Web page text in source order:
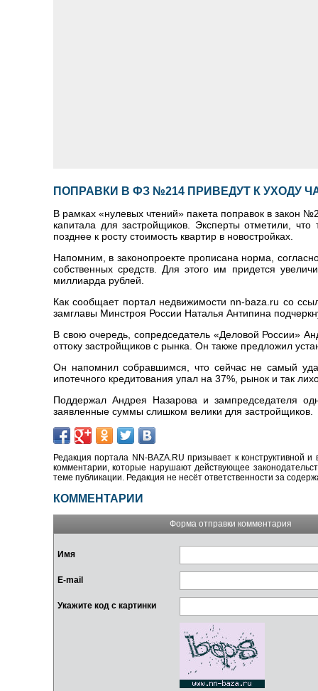
ПОПРАВКИ В ФЗ №214 ПРИВЕДУТ К УХОДУ
В рамках «нулевых чтений» пакета поправок в закон
капитала для застройщиков. Эксперты отметили,
позднее к росту стоимость квартир в новостройках.
Напомним, в законопроекте прописана норма,
собственных средств. Для этого им придется
миллиарда рублей.
Как сообщает портал недвижимости nn-baza.ru со
замглавы Минстроя России Наталья Антипина
В свою очередь, сопредседатель «Деловой России»
оттоку застройщиков с рынка. Он также предложил
Он напомнил собравшимся, что сейчас не самый
ипотечного кредитования упал на 37%, рынок и так
Поддержал Андрея Назарова и зампредседателя
заявленные суммы слишком велики для застройщиков.
Редакция портала NN-BAZA.RU призывает к конструктивной
комментарии, которые нарушают действующее
теме публикации. Редакция не несёт ответственности за
КОММЕНТАРИИ
Форма отправки комментария
Имя
E-mail
Укажите код с картинки